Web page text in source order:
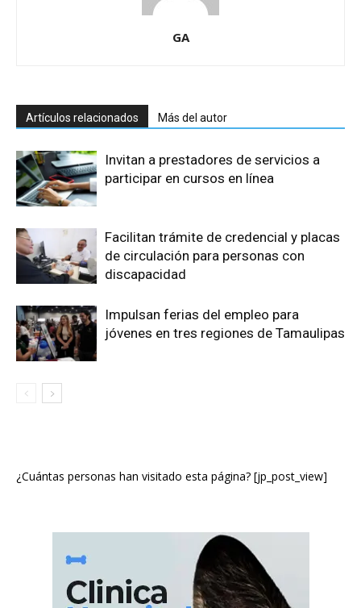
GA
Artículos relacionados Más del autor
Invitan a prestadores de servicios a
participar en cursos en línea
Facilitan trámite de credencial y placas
de circulación para personas con
discapacidad
Impulsan ferias del empleo para
jóvenes en tres regiones de Tamaulipas
¿Cuántas personas han visitado esta página? [jp_post_view]